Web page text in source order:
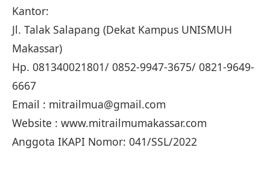
Kantor:
Jl. Talak Salapang (Dekat Kampus UNISMUH
Makassar)
Hp. 081340021801/ 0852-9947-3675/ 0821-9649-
6667
Email : mitrailmua@gmail.com
Website : www.mitrailmumakassar.com
Anggota IKAPI Nomor: 041/SSL/2022